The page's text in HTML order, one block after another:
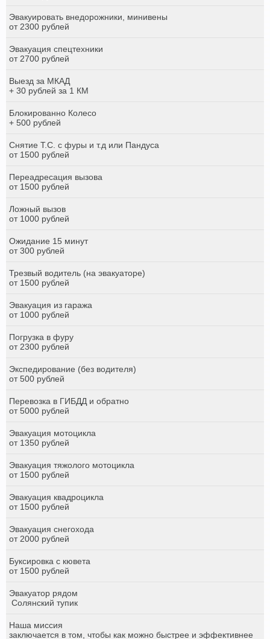
Эвакуировать внедорожники, минивены
от 2300 рублей
Эвакуация спецтехники
от 2700 рублей
Выезд за МКАД
+ 30 рублей за 1 КМ
Блокированно Колесо
+ 500 рублей
Снятие Т.С. с фуры и т.д или Пандуса
от 1500 рублей
Переадресация вызова
от 1500 рублей
Ложный вызов
от 1000 рублей
Ожидание 15 минут
от 300 рублей
Трезвый водитель (на эвакуаторе)
от 1500 рублей
Эвакуация из гаража
от 1000 рублей
Погрузка в фуру
от 2300 рублей
Экспедирование (без водителя)
от 500 рублей
Перевозка в ГИБДД и обратно
от 5000 рублей
Эвакуация мотоцикла
от 1350 рублей
Эвакуация тяжолого мотоцикла
от 1500 рублей
Эвакуация квадроцикла
от 1500 рублей
Эвакуация снегохода
от 2000 рублей
Буксировка с кювета
от 1500 рублей
Эвакуатор рядом
Солянский тупик
Наша миссия
заключается в том, чтобы как можно быстрее и эффективнее